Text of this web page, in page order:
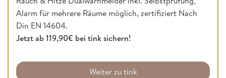
Alarm für mehrere Räume möglich, zertifiziert Nach
Din EN 14604.
Jetzt ab 119,90€ bei tink sichern!
Weiter zu tink